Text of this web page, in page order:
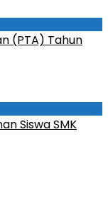
(PTA) Tahun
Siswa SMK